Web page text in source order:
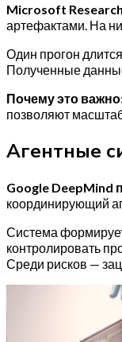
Microsoft
артефактами. На
Один прогон
Полученные
Почему это важно
позволяют
Агентные
Google DeepMind
координирующий
Система
контролировать
Среди рисков —